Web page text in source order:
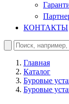
КОНТАКТЫ
Главная
Каталог
Буровые
Буровые